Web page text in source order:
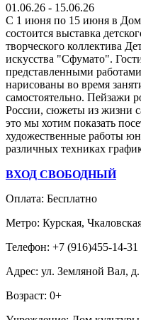
01.06.26 - 15.06.26
С 1 июня по 15 июня в
состоится выставка
творческого коллектива
искусства "Сфумато".
представленными
нарисованы во время
самостоятельно. Пейзажи
России, сюжеты из жизни
это мы хотим показать
художественные работы
различных техниках
ВХОД СВОБОДНЫЙ
Оплата: Бесплатно
Метро: Курская,
Телефон: +7 (916)455-14-31
Адрес: ул. Земляной Вал, д.
Возраст: 0+